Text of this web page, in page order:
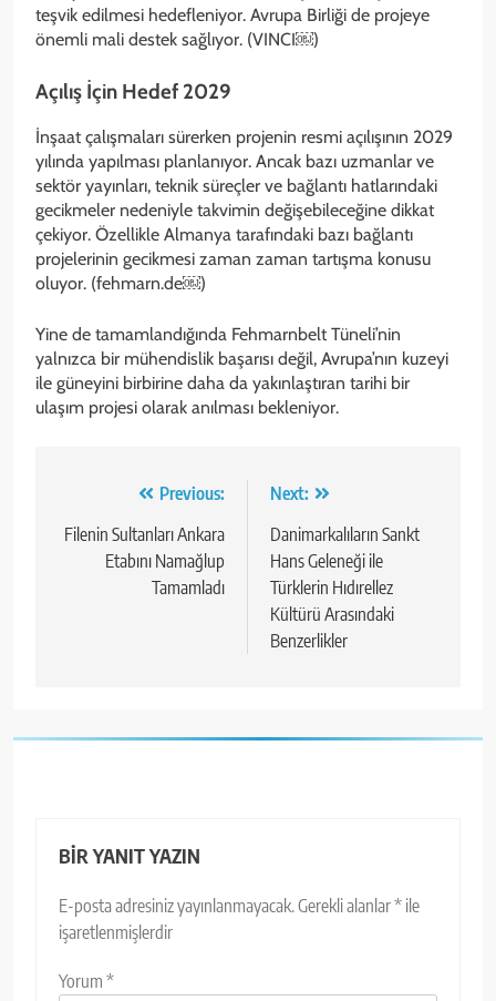
teşvik edilmesi hedefleniyor. Avrupa Birliği de projeye
önemli mali destek sağlıyor. (VINCI⁠￼)
Açılış İçin Hedef 2029
İnşaat çalışmaları sürerken projenin resmi açılışının 2029
yılında yapılması planlanıyor. Ancak bazı uzmanlar ve
sektör yayınları, teknik süreçler ve bağlantı hatlarındaki
gecikmeler nedeniyle takvimin değişebileceğine dikkat
çekiyor. Özellikle Almanya tarafındaki bazı bağlantı
projelerinin gecikmesi zaman zaman tartışma konusu
oluyor. (fehmarn.de⁠￼)
Yine de tamamlandığında Fehmarnbelt Tüneli’nin
yalnızca bir mühendislik başarısı değil, Avrupa’nın kuzeyi
ile güneyini birbirine daha da yakınlaştıran tarihi bir
ulaşım projesi olarak anılması bekleniyor.
gezinmesi
Previous:
Filenin Sultanları Ankara
Etabını Namağlup
Tamamladı
Next:
Danimarkalıların Sankt
Hans Geleneği ile
Türklerin Hıdırellez
Kültürü Arasındaki
Benzerlikler
BIR YANIT YAZIN
E-posta adresiniz yayınlanmayacak.Gerekli alanlar* ile
işaretlenmişlerdir
Yorum *